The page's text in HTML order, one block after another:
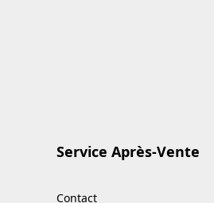
Service Après-Vente
Contact